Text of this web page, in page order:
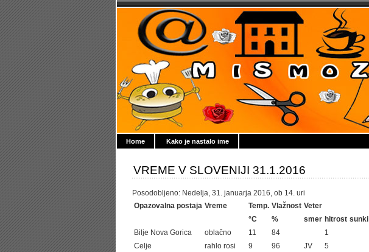
Home Kako je nastalo ime
VREME V SLOVENIJI 31.1.2016
Posodobljeno: Nedelja, 31. januarja 2016, ob 14. uri
Opazovalna postaja Vreme Temp. Vlažnost Veter
°C
% smer hitrost sunki
Bilje Nova Gorica
oblačno 11 84 1
Celje
rahlo rosi 9 96 JV 5